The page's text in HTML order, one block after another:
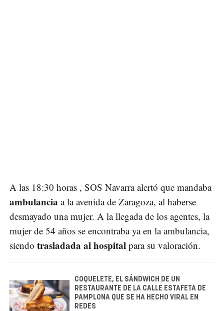
A las 18:30 horas , SOS Navarra alertó que mandaba
ambulancia a la avenida de Zaragoza, al haberse
desmayado una mujer. A la llegada de los agentes, la
mujer de 54 años se encontraba ya en la ambulancia,
siendo trasladada al hospital para su valoración.
COQUELETE, EL SÁNDWICH DE UN
RESTAURANTE DE LA CALLE ESTAFETA DE
PAMPLONA QUE SE HA HECHO VIRAL EN
REDES